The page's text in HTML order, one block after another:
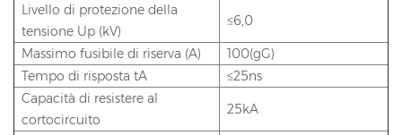
Livello di protezione della
tensione Up (kV)
≤6,0
Massimo fusibile di riserva (A)
100(gG)
Tempo di risposta tA
≤25ns
Capacità di resistere al
cortocircuito
25kA